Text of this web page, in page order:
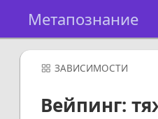
Метапознание
ЗАВИСИМОСТИ
Вейпинг: